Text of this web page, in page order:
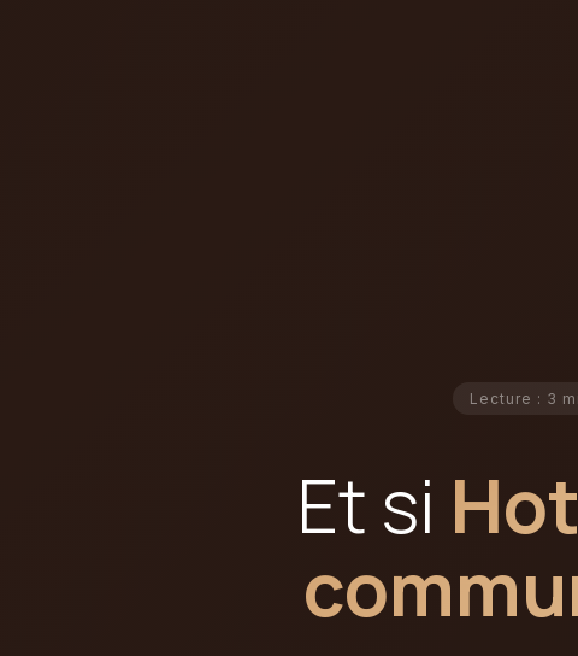
Lecture : 3
Et si